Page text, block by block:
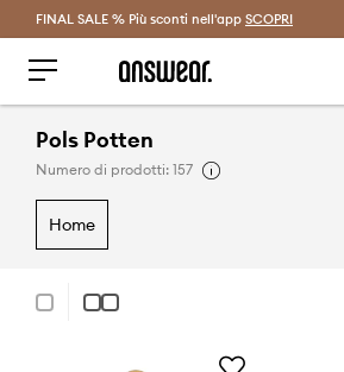
Risparmia con Answear Club >
FINAL SALE % Più sconti nell'app SCOPRI
Pols Potten
Numero di prodotti: 157
home